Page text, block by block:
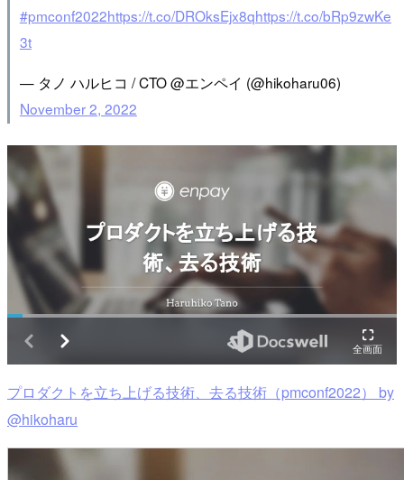
#pmconf2022https://t.co/DROksEjx8qhttps://t.co/bRp9zwKe
3t
— タノ ハルヒコ / CTO @エンペイ (@hikoharu06)
November 2, 2022
プロダクトを立ち上げる技術、去る技術（pmconf2022） by
@hikoharu